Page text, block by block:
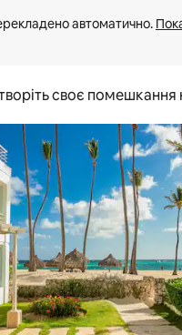
автоматично.
своє помешкання